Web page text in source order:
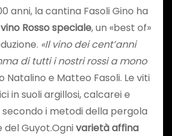
anni, la cantina Fasoli Gino ha
Rosso speciale, un «best of»
«Il vino dei cent’anni
di tutti i nostri rossi a mono
Natalino e Matteo Fasoli. Le viti
in suoli argillosi, calcarei e
i metodi della pergola
Guyot.Ognivarietà affina